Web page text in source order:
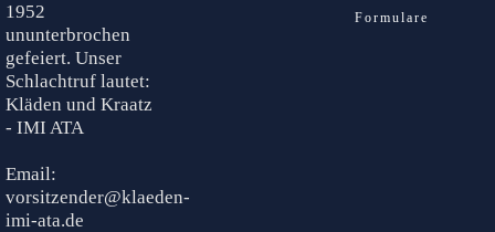
1952
ununterbrochen
gefeiert. Unser
Schlachtruf lautet:
Kläden und Kraatz
- IMI ATA
Email:
vorsitzender@klaeden-
imi-ata.de
Formulare